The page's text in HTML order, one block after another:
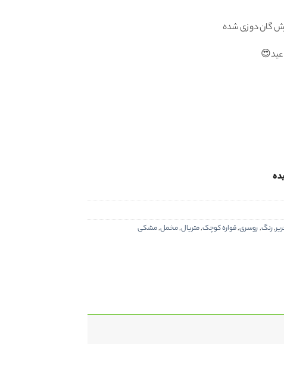
گان دوزی شده
,رنگ,روسری,قواره کوچک,متریال,مخمل,مشکی